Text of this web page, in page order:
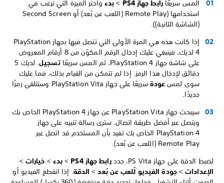
المس سريعًارابط جهاز PS4 >بدءواختر الميزة التي ترغب في
استخدامها (Remote Play (اللعب عن بُعد) أو Second Screen
(الشاشة الثانية)).
إذا كانت هذه هي المرة الأولى التي تتصل فيها بجهاز PlayStation
4 لديك، فينبغي عليك إدخال الرقم المكوّن من 8 أرقام المعروض
على شاشة جهاز PlayStation 4، ثم المس سريعًا
تسجيل
. لديك 5
دقائق لإدخال هذا الرمز. إذا لم تتمكن من القيام بذلك، فما عليك
سوى لمسعودة
سريعًا على جهاز PlayStation Vita وستتلقى رمزًا
جديدًا.
سيبحث جهاز PlayStation Vita عن جهاز PlayStation 4 الخاص بك
ويتصل عبر أفضل طريقة اتصال. سترى رسالة تنبيه على جهاز
PlayStation 4 الخاص بك تفيد بأن المستخدم قد اتصل عبر
Remote Play (اللعب عن بُعد).
لضبط الدقة على جهاز PS Vita، حدد
رابط جهاز PS4 >بدء>خيارات>
الإعدادات>جودة الفيديو لّلعب عن بُعد>الدقة. إذا انقطع الفيديو أو